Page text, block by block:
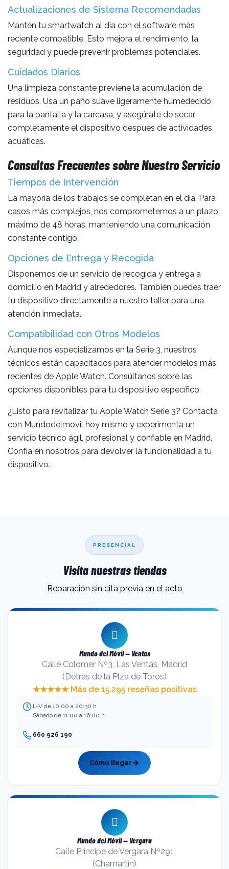
Actualizaciones de Sistema Recomendadas
Mantén tu smartwatch al día con el software más
reciente compatible. Esto mejora el rendimiento, la
seguridad y puede prevenir problemas potenciales.
Cuidados Diarios
Una limpieza constante previene la acumulación de
residuos. Usa un paño suave ligeramente humedecido
para la pantalla y la carcasa, y asegúrate de secar
completamente el dispositivo después de actividades
acuáticas.
Consultas Frecuentes sobre Nuestro Servicio
Tiempos de Intervención
La mayoría de los trabajos se completan en el día. Para
casos más complejos, nos comprometemos a un plazo
máximo de 48 horas, manteniendo una comunicación
constante contigo.
Opciones de Entrega y Recogida
Disponemos de un servicio de recogida y entrega a
domicilio en Madrid y alrededores. También puedes traer
tu dispositivo directamente a nuestro taller para una
atención inmediata.
Compatibilidad con Otros Modelos
Aunque nos especializamos en la Serie 3, nuestros
técnicos están capacitados para atender modelos más
recientes de Apple Watch. Consúltanos sobre las
opciones disponibles para tu dispositivo específico.
¿Listo para revitalizar tu Apple Watch Serie 3? Contacta
con Mundodelmovil hoy mismo y experimenta un
servicio técnico ágil, profesional y confiable en Madrid.
Confía en nosotros para devolver la funcionalidad a tu
dispositivo.
PRESENCIAL
Visita nuestras tiendas
Reparación sin cita previa en el acto
Mundo del Móvil — Ventas
Calle Colomer Nº3, Las Ventas, Madrid
(Detrás de la Plza de Toros)
★★★★★ Más de 15.295 reseñas positivas
L-V de 10:00 a 20:30 h
Sábado de 11:00 a 16:00 h
660 926 190
Cómo llegar
Mundo del Móvil — Vergara
Calle Príncipe de Vergara Nº291
(Chamartín)